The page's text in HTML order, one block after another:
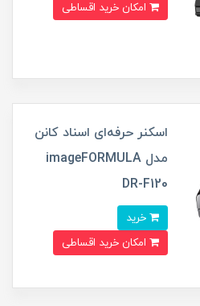
اسکنر حرفه‌‌ای اسناد کانن
مدل imageFORMULA
DR-F120